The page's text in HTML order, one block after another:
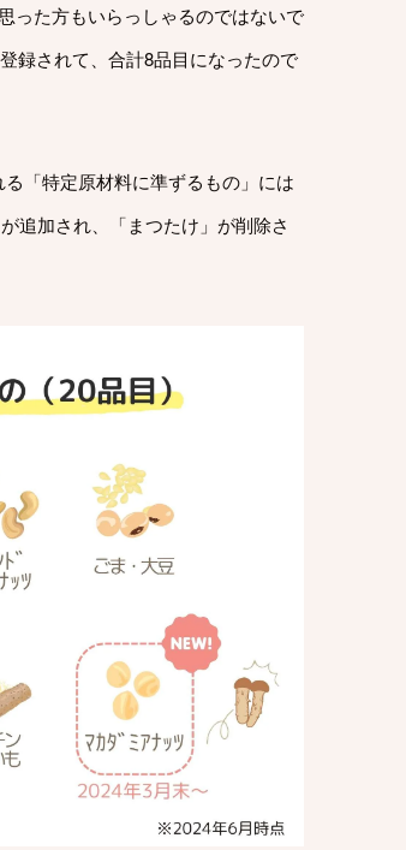
った方もいらっしゃるのではないで
録されて、合計8品目になったので
「特定原材料に準ずるもの」には
追加され、「まつたけ」が削除さ